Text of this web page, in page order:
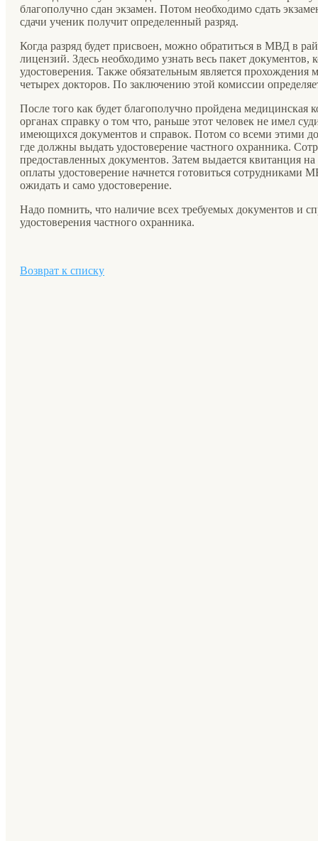
благополучно сдан экзамен. Потом необходимо сдать
сдачи ученик получит определенный разряд.
Когда разряд будет присвоен, можно обратиться в МВД в
лицензий. Здесь необходимо узнать весь пакет
удостоверения. Также обязательным является прохождения
четырех докторов. По заключению этой комиссии
После того как будет благополучно пройдена медицинская
органах справку о том что, раньше этот человек не имел
имеющихся документов и справок. Потом со всеми этими
где должны выдать удостоверение частного охранника.
предоставленных документов. Затем выдается квитанция
оплаты удостоверение начнется готовиться сотрудниками
ожидать и само удостоверение.
Надо помнить, что наличие всех требуемых документов и
удостоверения частного охранника.
Возврат к списку